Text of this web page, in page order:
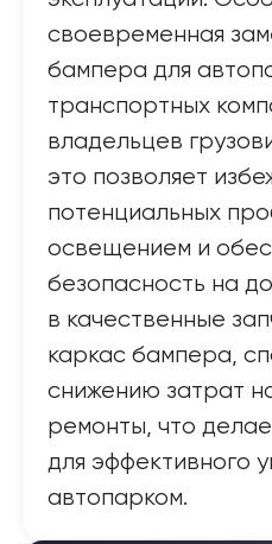
своевременная
бампера для
транспортных
владельцев
это позволяет
потенциальных
освещением и
безопасность на
в качественные
каркас бампера,
снижению затрат
ремонты, что
для эффективного
автопарком.